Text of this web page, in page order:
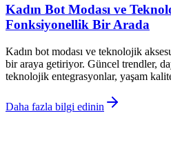
Kadın Bot Modası ve
Fonksiyonellik Bir Arada
Kadın bot modası ve teknolojik
bir araya getiriyor. Güncel trendler,
teknolojik entegrasyonlar, yaşam
Daha fazla bilgi edinin